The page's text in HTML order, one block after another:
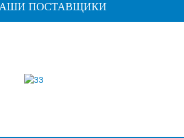
ПОСТАВЩИКИ